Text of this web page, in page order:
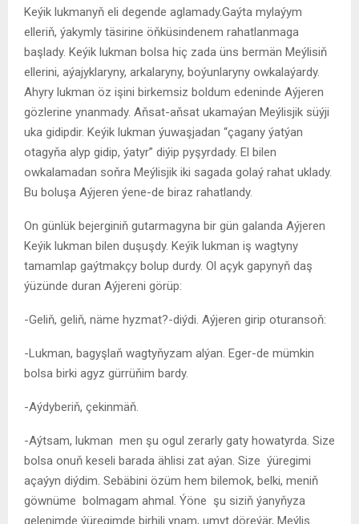
Keýik lukmanyň eli degende aglamady.Gaýta mylaýym
elleriň, ýakymly täsirine öňküsindenem rahatlanmaga
başlady. Keýik lukman bolsa hiç zada üns bermän Meýlisiň
ellerini, aýajyklaryny, arkalaryny, boýunlaryny owkalaýardy.
Ahyry lukman öz işini birkemsiz boldum edeninde Aýjeren
gözlerine ynanmady. Aňsat-aňsat ukamaýan Meýlisjik süýji
uka gidipdir. Keýik lukman ýuwaşjadan “çagany ýatýan
otagyňa alyp gidip, ýatyr” diýip pyşyrdady. El bilen
owkalamadan soňra Meýlisjik iki sagada golaý rahat uklady.
Bu boluşa Aýjeren ýene-de biraz rahatlandy.
On günlük bejerginiň gutarmagyna bir gün galanda Aýjeren
Keýik lukman bilen duşuşdy. Keýik lukman iş wagtyny
tamamlap gaýtmakçy bolup durdy. Ol açyk gapynyň daş
ýüzünde duran Aýjereni görüp:
-Geliň, geliň, näme hyzmat?-diýdi. Aýjeren girip oturansoň:
-Lukman, bagyşlaň wagtyňyzam alýan. Eger-de mümkin
bolsa birki agyz gürrüňim bardy.
-Aýdyberiň, çekinmäň.
-Aýtsam, lukman men şu ogul zerarly gaty howatyrda. Size
bolsa onuň keseli barada ählisi zat aýan. Size ýüregimi
açaýyn diýdim. Sebäbini özüm hem bilemok, belki, meniň
göwnüme bolmagam ahmal. Ýöne şu siziň ýanyňyza
gelenimde ýüregimde birhili ynam, umyt döreýär, Meýlis